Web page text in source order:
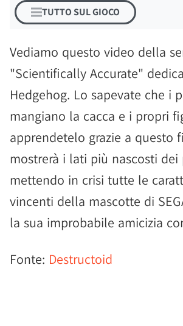
TUTTO SUL GIOCO
Vediamo questo video della
"Scientifically Accurate"
Hedgehog. Lo sapevate che i
mangiano la cacca e i propri
apprendetelo grazie a questo
mostrerà i lati più nascosti dei
mettendo in crisi tutte le
vincenti della mascotte di
la sua improbabile amicizia
Fonte: Destructoid